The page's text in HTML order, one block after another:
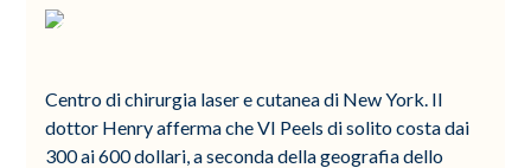
Centro di chirurgia laser e cutanea di New York. Il
dottor Henry afferma che VI Peels di solito costa dai
300 ai 600 dollari, a seconda della geografia dello